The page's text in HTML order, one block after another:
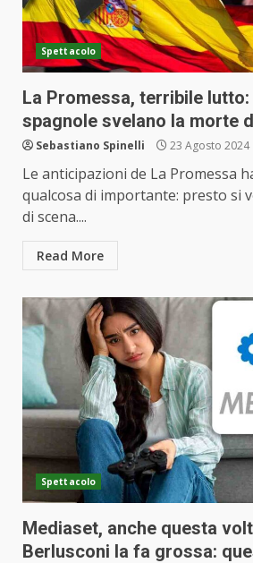
Spettacolo
La Promessa, terribile
spagnole svelano la morte
Sebastiano Spinelli 23 Agosto 2024
Le anticipazioni de La Promessa
qualcosa di importante: presto si
di scena....
Read More
Spettacolo
Mediaset, anche questa
Berlusconi la fa grossa: